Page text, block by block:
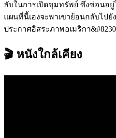
ลับในการเปิดขุมทรัพย์ ซึ่งซ่อนอ
แผนที่นี้เองจะพาเขาย้อนกลับไป
ประกาศอิสระภาพอเมริกา
🎬 หนังใกล้เคียง